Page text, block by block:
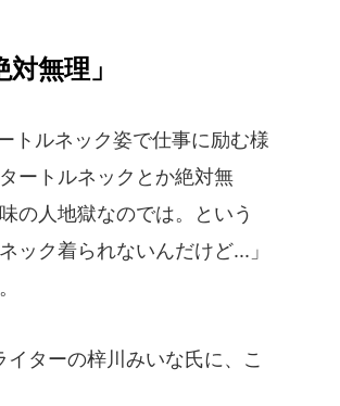
無理」
トルネック姿で仕事に励む様
ートルネックとか絶対無
の人地獄なのでは。という
ック着られないんだけど...」
ターの梓川みいな氏に、こ